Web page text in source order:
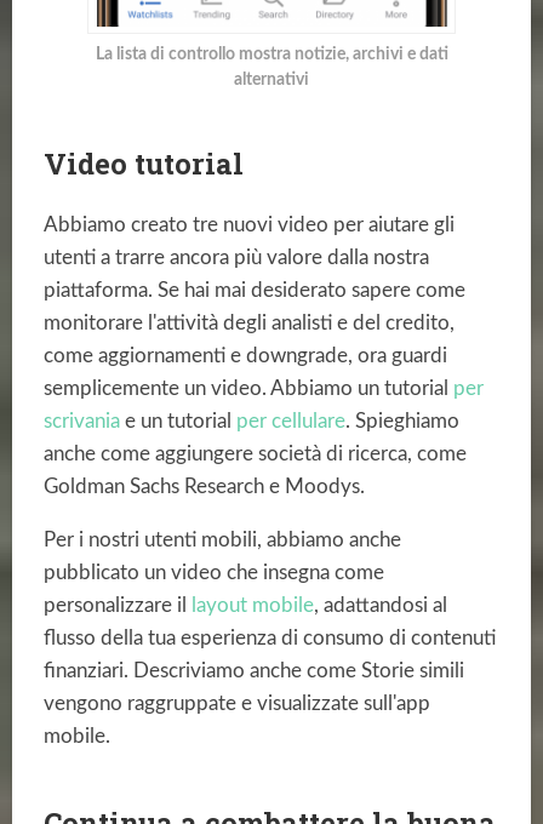
La lista di controllo mostra notizie, archivi e dati
alternativi
Video tutorial
Abbiamo creato tre nuovi video per aiutare gli
utenti a trarre ancora più valore dalla nostra
piattaforma. Se hai mai desiderato sapere come
monitorare l'attività degli analisti e del credito,
come aggiornamenti e downgrade, ora guardi
semplicemente un video. Abbiamo un tutorial per
scrivania e un tutorial per cellulare. Spieghiamo
anche come aggiungere società di ricerca, come
Goldman Sachs Research e Moodys.
Per i nostri utenti mobili, abbiamo anche
pubblicato un video che insegna come
personalizzare il
layout mobile, adattandosi al
flusso della tua esperienza di consumo di contenuti
finanziari. Descriviamo anche come Storie simili
vengono raggruppate e visualizzate sull'app
mobile.